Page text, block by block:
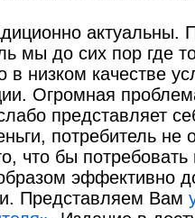
актуальны.
мы до сих пор где
низком качестве
Огромная
представляет
потребитель
что бы
эффективно
Представляем Вам